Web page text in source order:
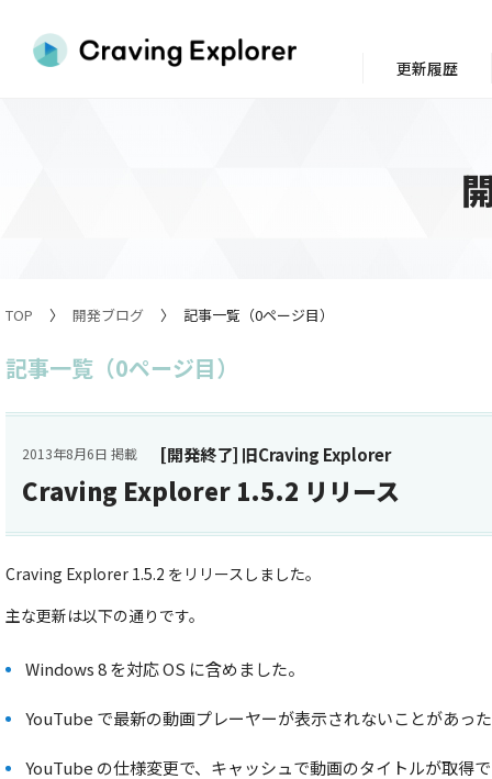
TOP 開発ブログ 記事一覧（0ページ目）
記事一覧（0ページ目）
[開発終了] 旧Craving Explorer
2013年8月6日 掲載
Craving Explorer 1.5.2 リリース
Craving Explorer 1.5.2 をリリースしました。
主な更新は以下の通りです。
Windows 8 を対応 OS に含めました。
YouTube で最新の動画プレーヤーが表示されないことがあっ
YouTube の仕様変更で、キャッシュで動画のタイトルが取得
更新履歴